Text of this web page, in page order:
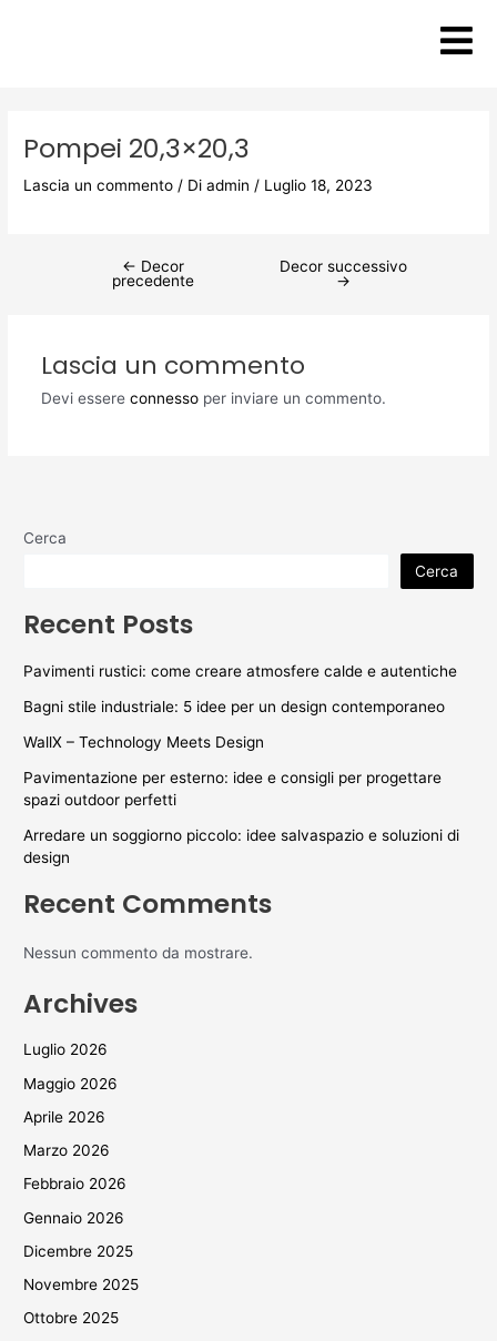
Pompei 20,3×20,3
Lascia un commento / Diadmin / Luglio 18, 2023
← Decor
precedente
Decor successivo
→
Lascia un commento
Devi essere connessoper inviare un commento.
Cerca
Cerca
Recent Posts
Pavimenti rustici: come creare atmosfere calde e autentiche
Bagni stile industriale: 5 idee per un design contemporaneo
WallX – Technology Meets Design
Pavimentazione per esterno: idee e consigli per progettare
spazi outdoor perfetti
Arredare un soggiorno piccolo: idee salvaspazio e soluzioni di
design
Recent Comments
Nessun commento da mostrare.
Archives
Luglio 2026
Maggio 2026
Aprile 2026
Marzo 2026
Febbraio 2026
Gennaio 2026
Dicembre 2025
Novembre 2025
Ottobre 2025